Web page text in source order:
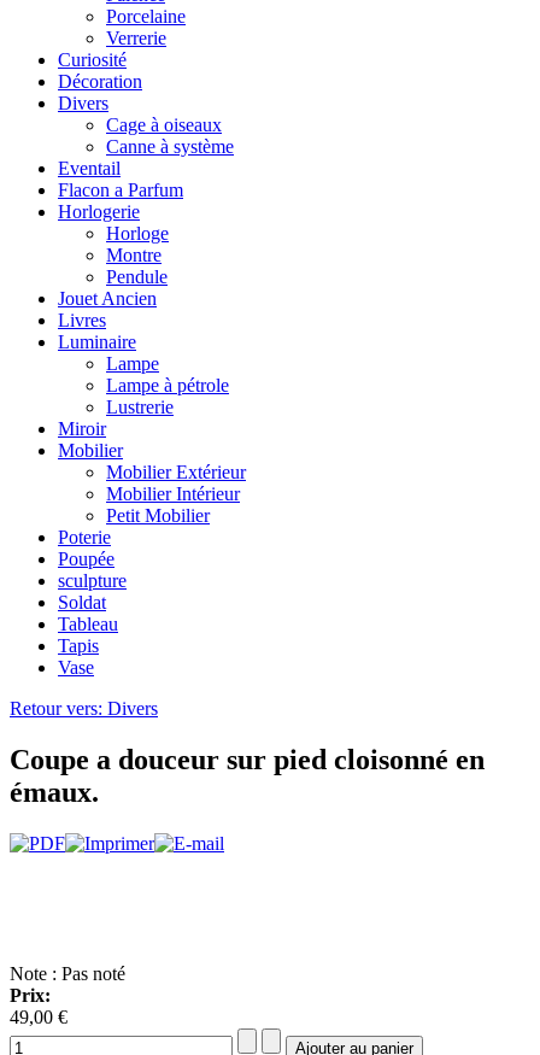
Porcelaine
Verrerie
Curiosité
Décoration
Divers
Cage à oiseaux
Canne à système
Eventail
Flacon a Parfum
Horlogerie
Horloge
Montre
Pendule
Jouet Ancien
Livres
Luminaire
Lampe
Lampe à pétrole
Lustrerie
Miroir
Mobilier
Mobilier Extérieur
Mobilier Intérieur
Petit Mobilier
Poterie
Poupée
sculpture
Soldat
Tableau
Tapis
Vase
Retour vers: Divers
Coupe a douceur sur pied cloisonné en
émaux.
Note : Pas noté
Prix:
49,00 €